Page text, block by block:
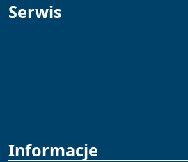
Serwis
Informacje